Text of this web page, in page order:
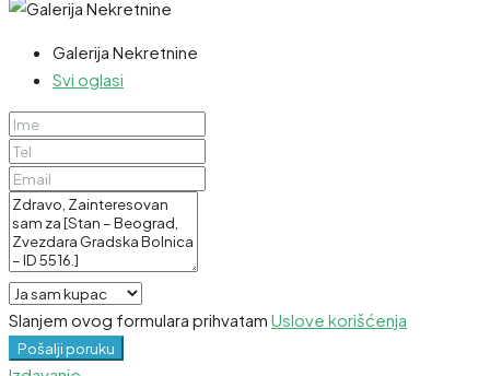
Galerija Nekretnine
Svi oglasi
Slanjem ovog formulara prihvatam Uslove korišćenja
Pošalji poruku